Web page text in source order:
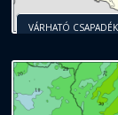
VÁRHATÓ CSAPADÉK